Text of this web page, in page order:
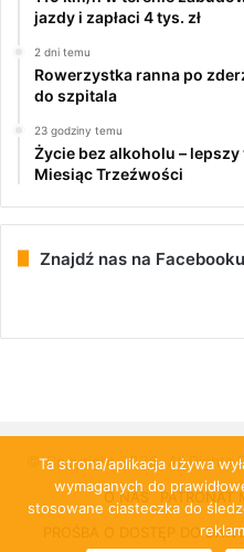
jazdy i zapłaci 4 tys. zł
2 dni temu
Rowerzystka ranna po
do szpitala
23 godziny temu
Życie bez alkoholu –
Miesiąc Trzeźwości
Znajdź nas na Facebooku
© Copyright 2026, All
O NAS PATRONAT
PROŚBA O DOSTĘP DO
Ta strona/aplikacja używa
wymaganych do
stosowane ciasteczka do